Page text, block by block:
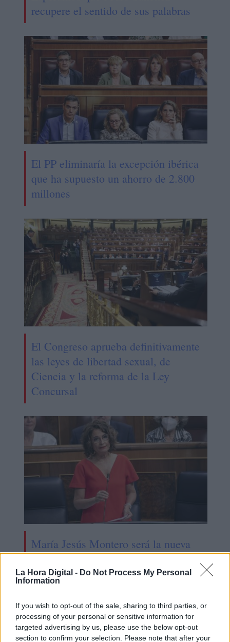
La Hora Digital - Do Not Process My Personal
Information
If you wish to opt-out of the sale, sharing to third parties, or
processing of your personal or sensitive information for
targeted advertising by us, please use the below opt-out
section to confirm your selection. Please note that after your
recupere el sentido de sus palabras
El PP eliminaría la excepción ibérica
que ha supuesto un ahorro de 2.800
millones
El Congreso aprueba definitivamente
las leyes de libertad sexual, de
Ciencia y la reforma de la Ley
Concursal
María Jesús Montero será la nueva
"número 2" del PSOE